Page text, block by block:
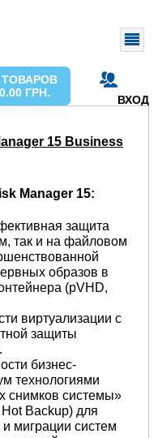
ВХОД
ТОВАРОВ
0.00 ГРН.
15 Business
Manager 15:
защита
так и на файловом
образов в
(pVHD,
виртуализации с
защиты
бизнес-
технологиями
снимков системы»
Backup) для
миграции систем